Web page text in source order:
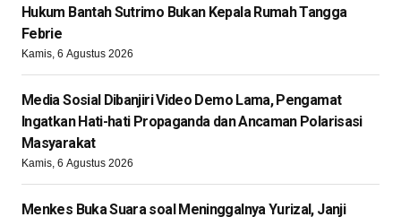
Hukum Bantah Sutrimo Bukan Kepala Rumah Tangga
Febrie
Kamis, 6 Agustus 2026
Media Sosial Dibanjiri Video Demo Lama, Pengamat
Ingatkan Hati-hati Propaganda dan Ancaman Polarisasi
Masyarakat
Kamis, 6 Agustus 2026
Menkes Buka Suara soal Meninggalnya Yurizal, Janji